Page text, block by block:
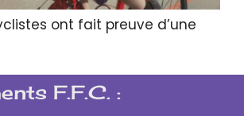
ont fait preuve d’une
F.F.C. :